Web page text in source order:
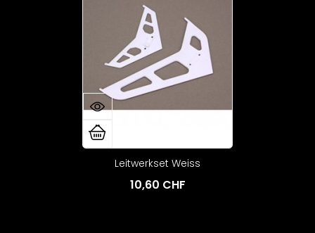
Leitwerkset Weiss
10,60 CHF